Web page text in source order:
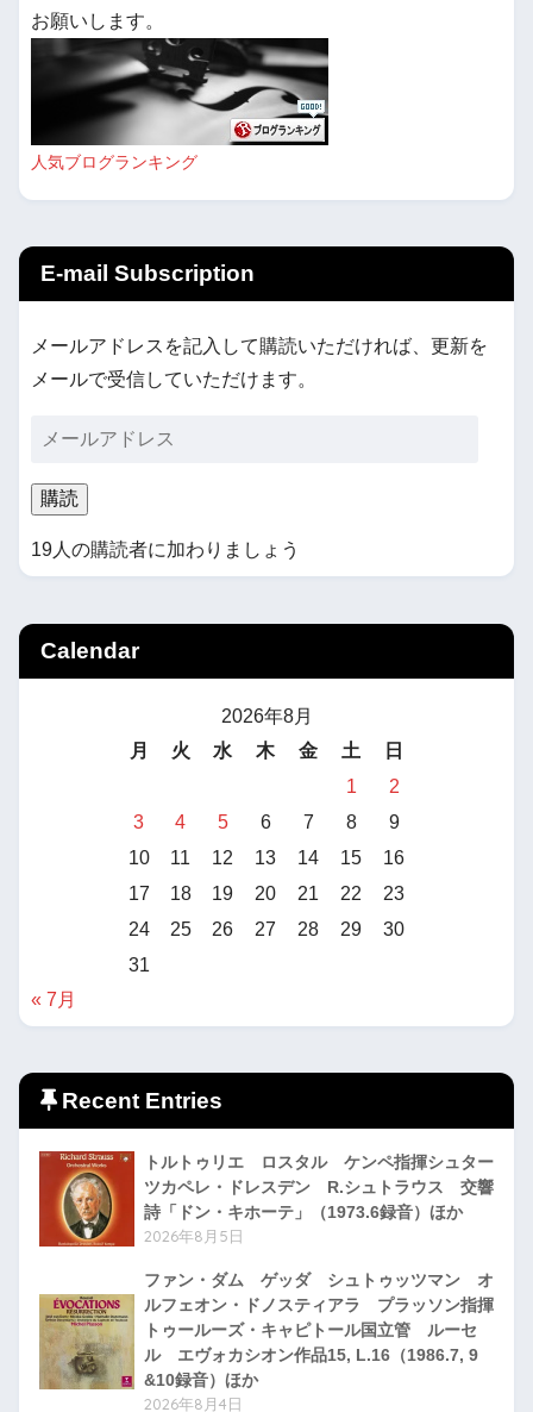
お願いします。
人気ブログランキング
E-mail Subscription
メールアドレスを記入して購読いただければ、更新を
メールで受信していただけます。
購読
19人の購読者に加わりましょう
Calendar
2026年8月
月
火 水 木 金 土
日
1
2
3
4 5 6 7 8
9
10
11 12 13 14 15
16
17
18 19 20 21 22
23
24
25 26 27 28 29
30
31
« 7月
Recent Entries
トルトゥリエ ロスタル ケンペ指揮シュター
ツカペレ・ドレスデン R.シュトラウス 交響
詩「ドン・キホーテ」（1973.6録音）ほか
2026年8月5日
ファン・ダム ゲッダ シュトゥッツマン オ
ルフェオン・ドノスティアラ プラッソン指揮
トゥールーズ・キャピトール国立管 ルーセ
ル エヴォカシオン作品15, L.16（1986.7, 9
&10録音）ほか
2026年8月4日